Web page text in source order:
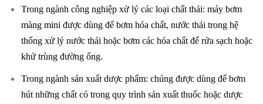
Trong ngành công nghiệp xử lý các loại chất thải: máy bơm
màng mini được dùng để bơm hóa chất, nước thải trong hệ
thống xử lý nước thải hoặc bơm các hóa chất để rửa sạch hoặc
khử trùng đường ống.
Trong ngành sản xuất dược phẩm: chúng được dùng để bơm
hút những chất có trong quy trình sản xuất thuốc hoặc dược